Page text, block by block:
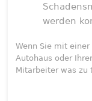
werden
Wenn Sie mit
Autohaus oder
Mitarbeiter was zu